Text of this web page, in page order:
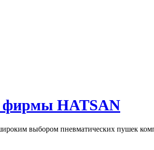
фирмы HATSAN
выбором пневматических пушек